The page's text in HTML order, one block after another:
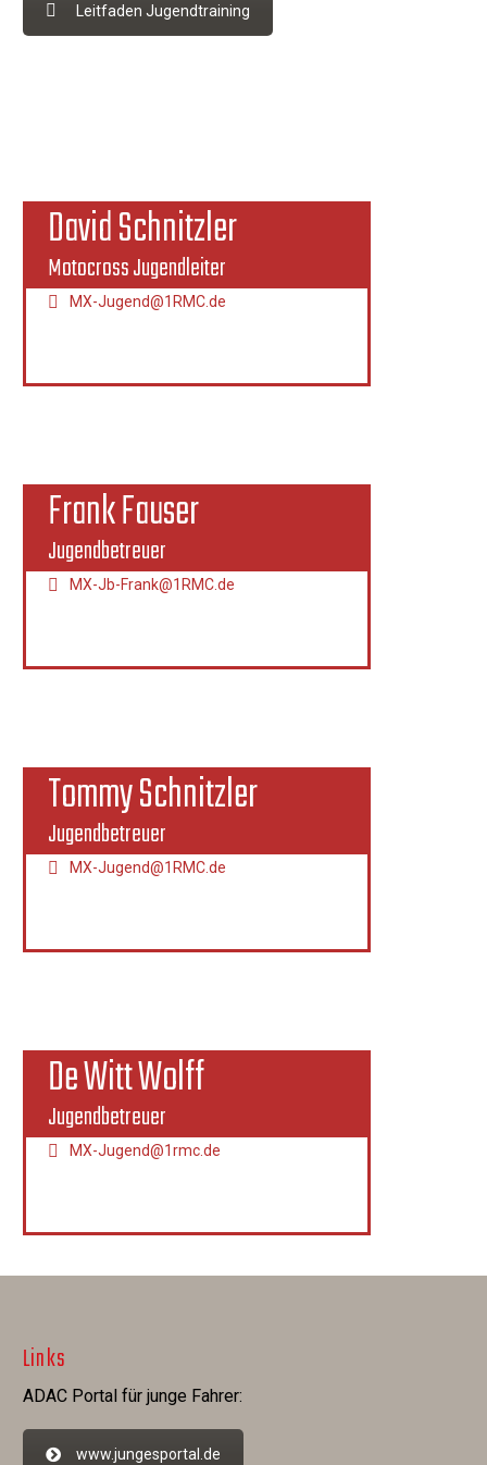
Leitfaden Jugendtraining
David Schnitzler
Motocross Jugendleiter
MX-Jugend@1RMC.de
Frank Fauser
Jugendbetreuer
MX-Jb-Frank@1RMC.de
Tommy Schnitzler
Jugendbetreuer
MX-Jugend@1RMC.de
De Witt Wolff
Jugendbetreuer
MX-Jugend@1rmc.de
Links
ADAC Portal für junge Fahrer:
www.jungesportal.de